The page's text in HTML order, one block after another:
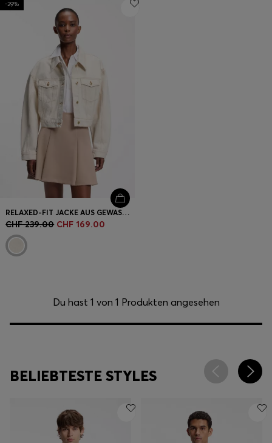
Login / Jetzt registrieren
Favorit (Artikel)
FAQ & Hilfe
Store Locator
Sprache (
CH CHF)
-29%
RELAXED-FIT JACKE AUS GEWASCHENEM ECRU-DENIM
CHF 239.00 CHF 169.00
Du hast 1 von 1 Produkten angesehen
BELIEBTESTE STYLES